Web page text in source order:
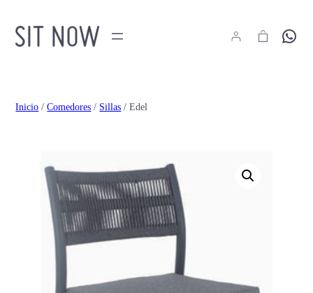
Hola
Inicio /Comedores / Sillas / Edel